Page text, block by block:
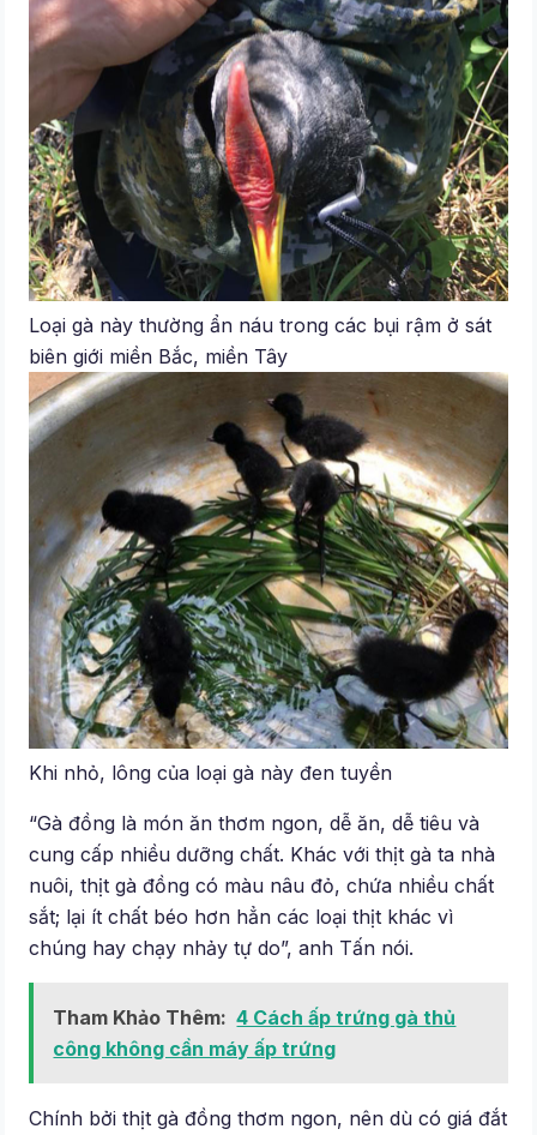
Loại gà này thường ẩn náu trong các bụi rậm ở sát
biên giới miền Bắc, miền Tây
Khi nhỏ, lông của loại gà này đen tuyền
“Gà đồng là món ăn thơm ngon, dễ ăn, dễ tiêu và
cung cấp nhiều dưỡng chất. Khác với thịt gà ta nhà
nuôi, thịt gà đồng có màu nâu đỏ, chứa nhiều chất
sắt; lại ít chất béo hơn hẳn các loại thịt khác vì
chúng hay chạy nhảy tự do”, anh Tấn nói.
Tham Khảo Thêm: 4 Cách ấp trứng gà thủ
công không cần máy ấp trứng
Chính bởi thịt gà đồng thơm ngon, nên dù có giá đắt